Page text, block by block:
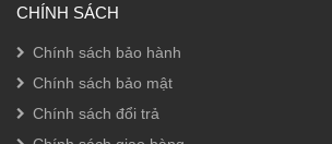
CHÍNH SÁCH
Chính sách bảo hành
Chính sách bảo mật
Chính sách đổi trả